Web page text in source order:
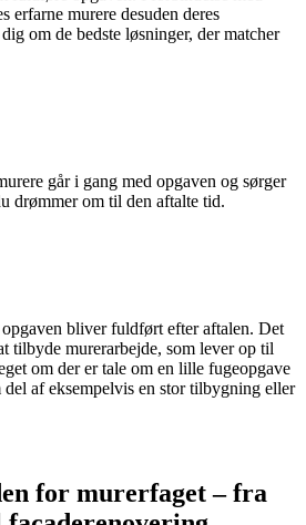
erfarne murere desuden deres
om de bedste løsninger, der matcher
går i gang med opgaven og sørger
drømmer om til den aftalte tid.
bliver fuldført efter aftalen. Det
tilbyde murerarbejde, som lever op til
om der er tale om en lille fugeopgave
del af eksempelvis en stor tilbygning eller
for murerfaget – fra